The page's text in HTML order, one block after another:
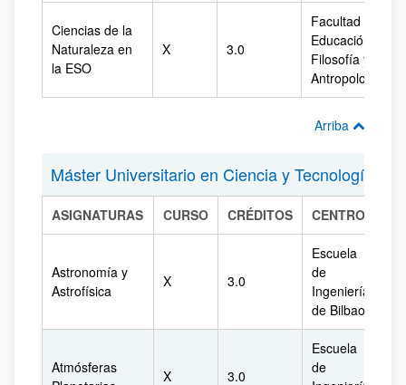
Ciencias de la
Naturaleza en
la ESO
X 3.0
Facultad de
Educación,
Filosofía y
Antropología
Arriba
Máster Universitario en Ciencia y Tecnología
ASIGNATURAS CURSO CRÉDITOS CENTRO
Astronomía y
Astrofísica
X 3.0
Escuela
de
Ingeniería
de Bilbao
Atmósferas
X 3.0
Escuela
de